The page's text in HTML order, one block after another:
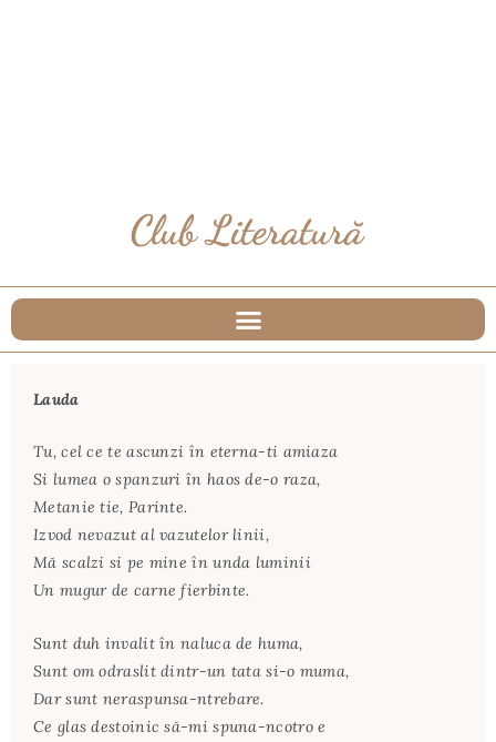
Lauda
Tu, cel ce te ascunzi în eterna-ti amiaza
Si lumea o spanzuri în haos de-o raza,
Metanie tie, Parinte.
Izvod nevazut al vazutelor linii,
Mă scalzi si pe mine în unda luminii
Un mugur de carne fierbinte.
Sunt duh invalit în naluca de huma,
Sunt om odraslit dintr-un tata si-o muma,
Dar sunt neraspunsa-ntrebare.
Ce glas destoinic să-mi spuna-ncotro e